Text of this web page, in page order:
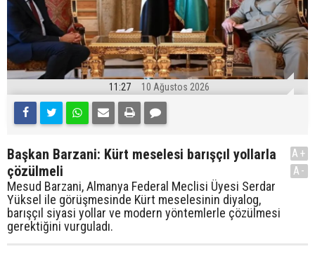
11:27 10 Ağustos 2026
Başkan Barzani: Kürt meselesi barışçıl yollarla
çözülmeli
Mesud Barzani, Almanya Federal Meclisi Üyesi Serdar
Yüksel ile görüşmesinde Kürt meselesinin diyalog,
barışçıl siyasi yollar ve modern yöntemlerle çözülmesi
gerektiğini vurguladı.
A+
A-